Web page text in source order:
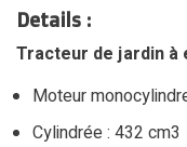
Details :
Tracteur de jardin
Moteur
Cylindrée : 432 cm3